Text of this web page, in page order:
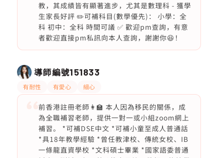
教，其成績皆有顯著進步，尤其是數理科 - 獲學
生家長好評 ✏️可補科目(數學優先)： 小學：全
科 初中：全科 時間可議 ✅ 歡迎pm查詢，有意
者歡迎直接pm私訊向本人查詢，謝謝你😆！
導師編號151833
有耐性 有愛心 細心
前香港註冊老師👩‍🏫 本人因為移民的關係，成
為全職補習老師，提供一對一或小組zoom網上
補習。 *可補DSE中文 *可補小童至成人普通話
*具18年教學經驗 *曾任教津校、傳統女校、IB
一條龍直資學校 *文科碩士畢業 *國家語委普通